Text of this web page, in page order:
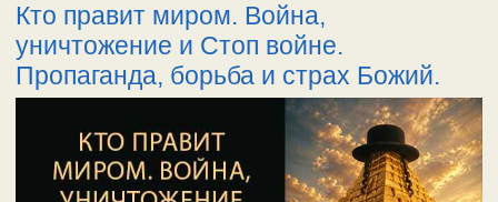
Кто правит миром. Война,
уничтожение и Стоп войне.
Пропаганда, борьба и страх Божий.